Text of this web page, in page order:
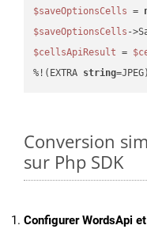
$saveOptionsCells =
$saveOptionsCells -
$cellsApiResult =
%!(EXTRA string=JPEG)
Conversion
sur Php SDK
Configurer WordsApi